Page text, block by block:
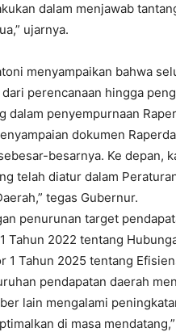
dalam menjawab
ujarnya.
menyampaikan bahwa
perencanaan hingga
dalam penyempurnaan
dokumen
besarnya. Ke depan,
telah diatur dalam
tegas Gubernur.
penurunan target
Tahun 2022 tentang
1 Tahun 2025 tentang
pendapatan daerah
lain mengalami
di masa